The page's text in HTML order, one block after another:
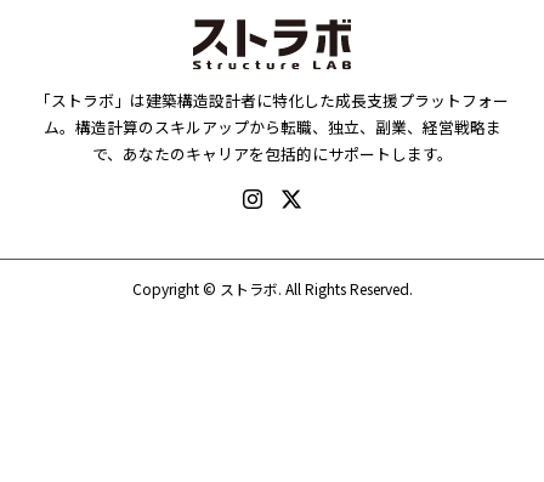
「ストラボ」は建築構造設計者に特化した成長支援プラットフォー
ム。構造計算のスキルアップから転職、独立、副業、経営戦略ま
で、あなたのキャリアを包括的にサポートします。
Copyright © ストラボ. All Rights Reserved.